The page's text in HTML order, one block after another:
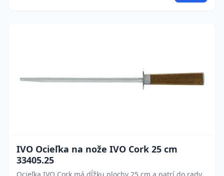
IVO Ocieľka na nože IVO Cork 25 cm
33405.25